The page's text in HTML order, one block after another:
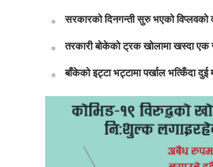
सरकारको दिनगन्ती सुरु भएको विप्लवको
तरकारी बोकेको ट्रक खोलामा खस्दा
बाँकेको इट्टा भट्टामा पर्खाल भत्किँदा